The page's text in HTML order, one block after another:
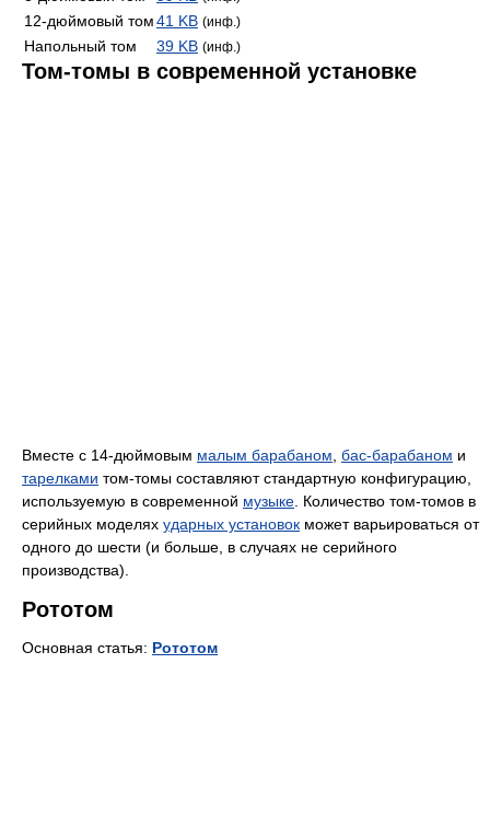
12-дюймовый том41 KB (инф.)
Напольный том 39 KB (инф.)
Том-томы в современной установке
Вместе с 14-дюймовым малым барабаном бас-барабаном и
тарелками том-томы составляют стандартную конфигурацию,
используемую в современной музыке . Количество том-томов в
серийных моделях ударных установок может варьироваться от
одного до шести (и больше, в случаях не серийного
производства).
Рототом
Основная статья: Рототом